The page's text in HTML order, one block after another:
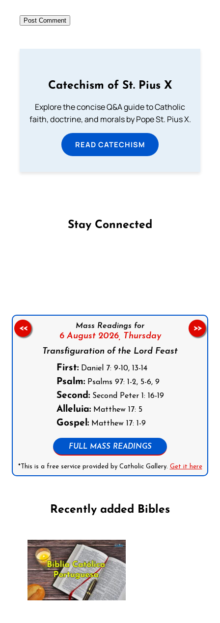
Catechism of St. Pius X
Explore the concise Q&A guide to Catholic
faith, doctrine, and morals by Pope St. Pius X.
READ CATECHISM
Stay Connected
Mass Readings for
6 August 2026, Thursday
Transfiguration of the Lord Feast
First:Daniel 7: 9-10, 13-14
Psalm:Psalms 97: 1-2, 5-6, 9
Second:Second Peter 1: 16-19
Alleluia:Matthew 17: 5
Gospel:Matthew 17: 1-9
FULL MASS READINGS
*This is a free service provided by Catholic Gallery. Get it here
<< >>
Recently added Bibles